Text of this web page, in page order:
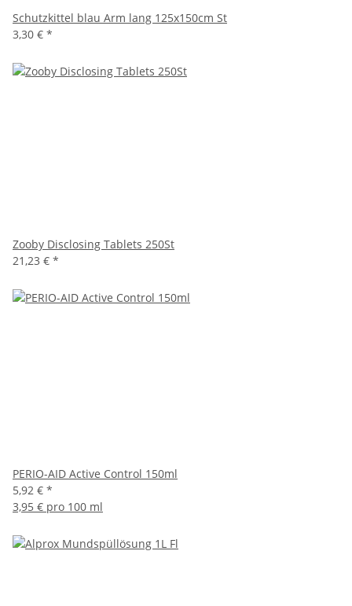
Schutzkittel blau Arm lang 125x150cm St
3,30 € *
Zooby Disclosing Tablets 250St
21,23 € *
PERIO-AID Active Control 150ml
5,92 € *
3,95 € pro 100 ml